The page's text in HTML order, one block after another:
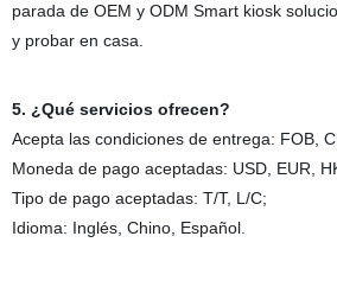
parada de OEM y ODM Smart kiosk
y probar en casa.
5. ¿Qué servicios ofrecen?
Acepta las condiciones de entrega: FOB,
Moneda de pago aceptadas: USD, EUR,
Tipo de pago aceptadas: T/T, L/C;
Idioma: Inglés, Chino, Español.